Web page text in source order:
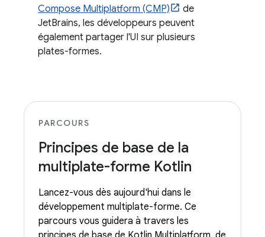
Compose Multiplatform (CMP)
de
JetBrains, les développeurs peuvent
également partager l'UI sur plusieurs
plates-formes.
PARCOURS
Principes de base de la
multiplate-forme Kotlin
Lancez-vous dès aujourd'hui dans le
développement multiplate-forme. Ce
parcours vous guidera à travers les